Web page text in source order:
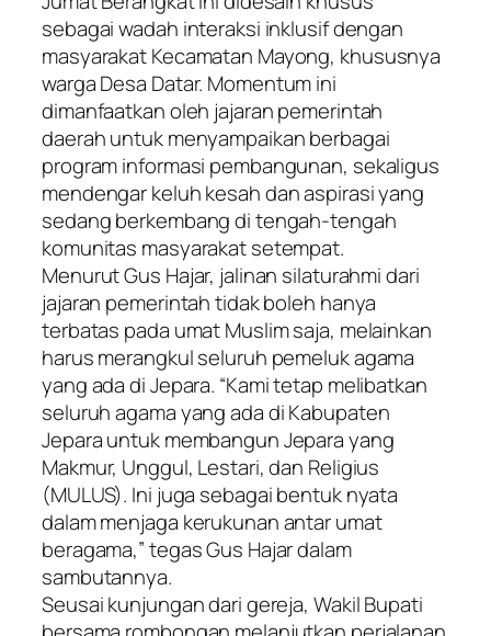
sebagai wadah interaksi inklusif dengan
masyarakat Kecamatan Mayong, khususnya
warga Desa Datar. Momentum ini
dimanfaatkan oleh jajaran pemerintah
daerah untuk menyampaikan berbagai
program informasi pembangunan, sekaligus
mendengar keluh kesah dan aspirasi yang
sedang berkembang di tengah-tengah
komunitas masyarakat setempat.
​Menurut Gus Hajar, jalinan silaturahmi dari
jajaran pemerintah tidak boleh hanya
terbatas pada umat Muslim saja, melainkan
harus merangkul seluruh pemeluk agama
yang ada di Jepara. “Kami tetap melibatkan
seluruh agama yang ada di Kabupaten
Jepara untuk membangun Jepara yang
Makmur, Unggul, Lestari, dan Religius
(MULUS). Ini juga sebagai bentuk nyata
dalam menjaga kerukunan antar umat
beragama,” tegas Gus Hajar dalam
sambutannya.
​Seusai kunjungan dari gereja, Wakil Bupati